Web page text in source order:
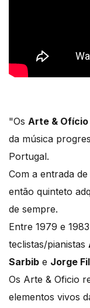
"Os Arte & Ofício
da música
Portugal.
Com a entrada de
então quinteto
de sempre.
Entre 1979 e
teclistas/pianistas
Sarbib e Jorge
Os Arte & Oficio
elementos vivos